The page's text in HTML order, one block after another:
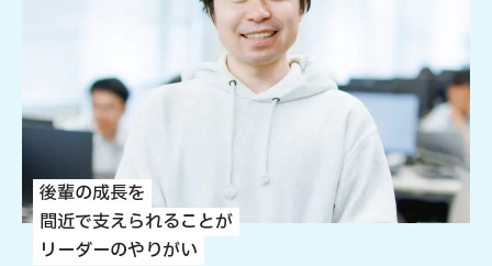
後輩の成長を
間近で支えられることが
リーダーのやりがい